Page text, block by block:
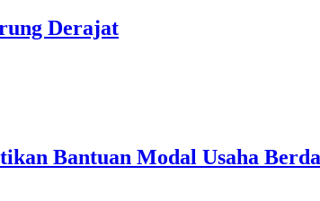
Derajat
Bantuan Modal Usaha